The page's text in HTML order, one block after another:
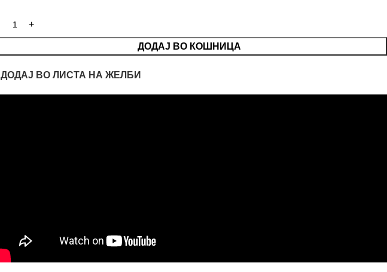
ДОДАЈ ВО КОШНИЦА
ДОДАЈ ВО ЛИСТА НА ЖЕЛБИ